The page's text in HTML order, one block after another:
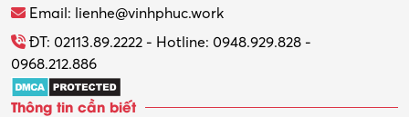
Email: lienhe@vinhphuc.work
ĐT: 02113.89.2222 - Hotline: 0948.929.828 -
0968.212.886
Thông tin cần biết